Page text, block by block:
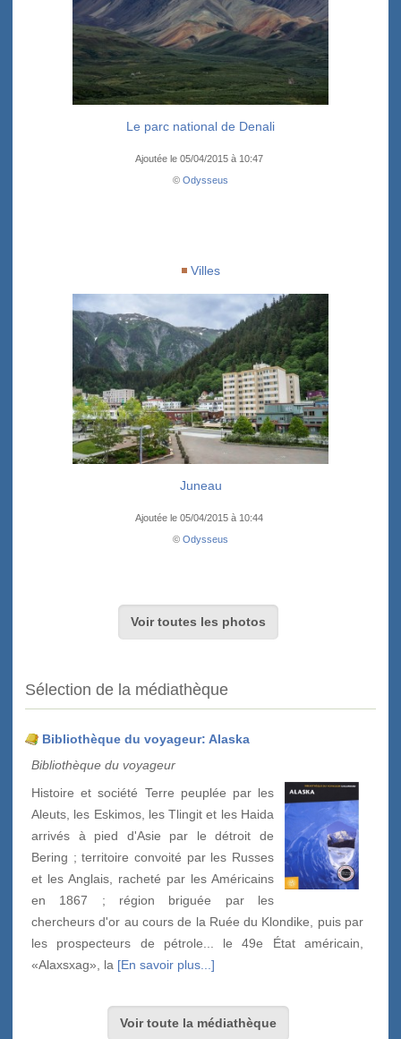
Le parc national de Denali
Ajoutée le 05/04/2015 à 10:47
© Odysseus
Villes
Juneau
Ajoutée le 05/04/2015 à 10:44
© Odysseus
Voir toutes les photos
Sélection de la médiathèque
Bibliothèque du voyageur: Alaska
Bibliothèque du voyageur
Histoire et société Terre peuplée par les
Aleuts, les Eskimos, les Tlingit et les Haida
arrivés à pied d'Asie par le détroit de
Bering ; territoire convoité par les Russes
et les Anglais, racheté par les Américains
en 1867 ; région briguée par les
chercheurs d'or au cours de la Ruée du Klondike, puis par
les prospecteurs de pétrole... le 49e État américain,
«Alaxsxag», la [En savoir plus...]
Voir toute la médiathèque